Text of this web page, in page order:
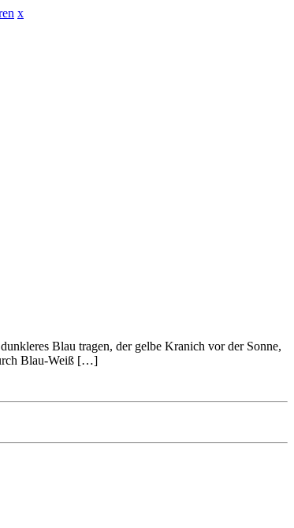
x
Blau tragen, der gelbe Kranich vor der Sonne,
Blau-Weiß […]